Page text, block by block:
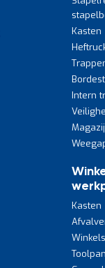
Kasten
Intern
Kasten